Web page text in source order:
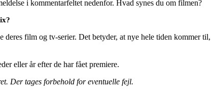
i kommentarfeltet nedenfor. Hvad synes du om filmen?
film og tv-serier. Det betyder, at nye hele tiden kommer
eller år efter de har fået premiere.
Der tages forbehold for eventuelle fejl.